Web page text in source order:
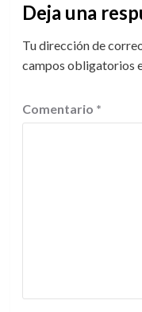
Deja una
Tu dirección de
campos obligatorios
Comentario *